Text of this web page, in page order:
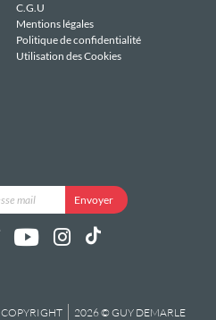
C.G.U
Mentions légales
Politique de confidentialité
Utilisation des Cookies
COPYRIGHT 2026 © GUY DEMARLE